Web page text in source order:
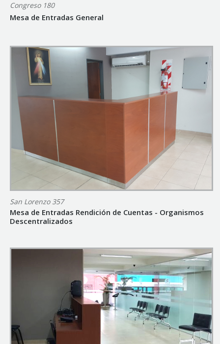
Congreso 180
Mesa de Entradas General
San Lorenzo 357
Mesa de Entradas Rendición de Cuentas - Organismos
Descentralizados